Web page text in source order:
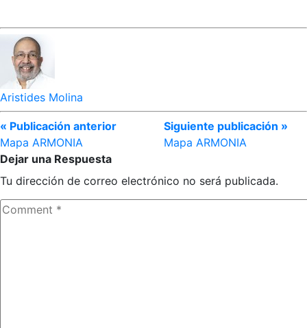
Aristides Molina
« Publicación anterior
Mapa ARMONIA
Siguiente publicación »
Mapa ARMONIA
Dejar una Respuesta
Tu dirección de correo electrónico no será publicada.